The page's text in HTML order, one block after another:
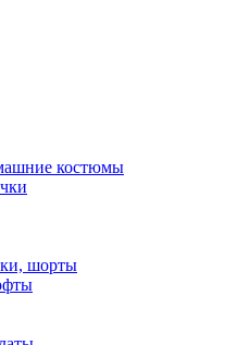
костюмы
шорты